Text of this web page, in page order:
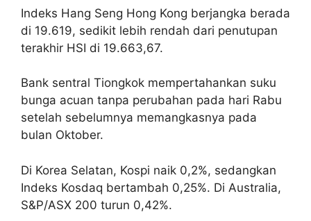
Indeks Hang Seng Hong Kong berjangka berada
di 19.619, sedikit lebih rendah dari penutupan
terakhir HSI di 19.663,67.
Bank sentral Tiongkok mempertahankan suku
bunga acuan tanpa perubahan pada hari Rabu
setelah sebelumnya memangkasnya pada
bulan Oktober.
Di Korea Selatan, Kospi naik 0,2%, sedangkan
Indeks Kosdaq bertambah 0,25%. Di Australia,
S&P/ASX 200 turun 0,42%.